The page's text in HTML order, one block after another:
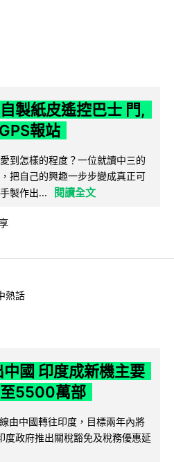
製紙皮遙控巴士 門,
報站
到怎樣的程度？一位就讀中三的
把自己的興趣一步步變成真正可
製作出...
閱讀全文
熱話
國 印度成新機主要
5500萬部
由中國轉往印度，目標兩年內將
度政府推出關稅豁免及稅務優惠延